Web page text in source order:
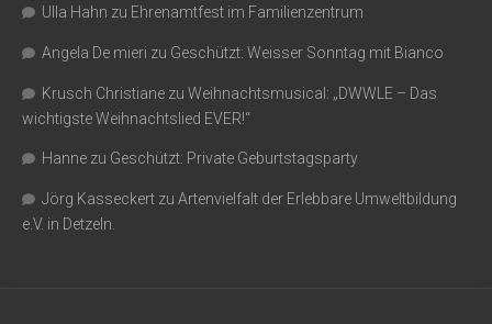
Ulla Hahn zu Ehrenamtfest im Familienzentrum
Angela De mieri zu Geschützt: Weisser Sonntag mit Bianco
Krusch Christiane zu Weihnachtsmusical: „DWWLE – Das
wichtigste Weihnachtslied EVER!“
Hanne zu Geschützt: Private Geburtstagsparty
Jörg Kasseckert zu Artenvielfalt der Erlebbare Umweltbildung
e.V. in Detzeln.